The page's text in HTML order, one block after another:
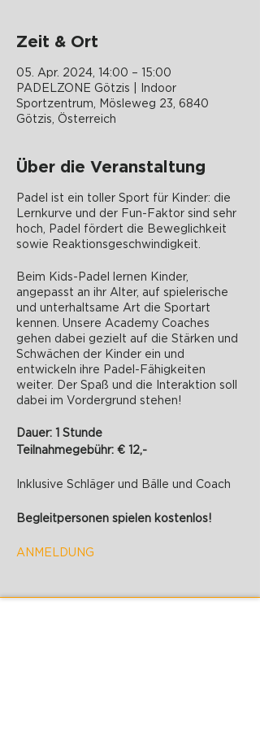
Zeit & Ort
05. Apr. 2024, 14:00 – 15:00
PADELZONE Götzis | Indoor
Sportzentrum, Mösleweg 23, 6840
Götzis, Österreich
Über die Veranstaltung
Padel ist ein toller Sport für Kinder: die
Lernkurve und der Fun-Faktor sind sehr
hoch, Padel fördert die Beweglichkeit
sowie Reaktionsgeschwindigkeit.
Beim Kids-Padel lernen Kinder,
angepasst an ihr Alter, auf spielerische
und unterhaltsame Art die Sportart
kennen. Unsere Academy Coaches
gehen dabei gezielt auf die Stärken und
Schwächen der Kinder ein und
entwickeln ihre Padel-Fähigkeiten
weiter. Der Spaß und die Interaktion soll
dabei im Vordergrund stehen!
Dauer: 1 Stunde
Teilnahmegebühr: € 12,-
Inklusive Schläger und Bälle und Coach
Begleitpersonen spielen kostenlos!
ANMELDUNG